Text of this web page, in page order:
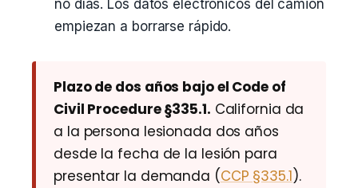
no días. Los datos electrónicos del camión
empiezan a borrarse rápido.
Plazo de dos años bajo el Code of
Civil Procedure §335.1. California da
a la persona lesionada dos años
desde la fecha de la lesión para
presentar la demanda (CCP §335.1).